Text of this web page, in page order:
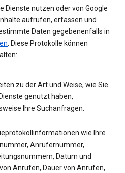
Dienste nutzen oder von Google
aufrufen, erfassen und
Daten gegebenenfalls in
. Diese Protokolle können
zu der Art und Weise, wie Sie
genutzt haben,
Ihre Suchanfragen.
wie Ihre
Anrufernummer,
Datum und
Anrufen, Dauer von Anrufen,